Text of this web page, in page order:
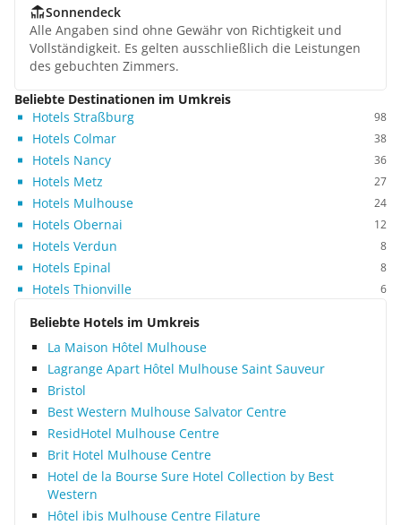
Sonnendeck
Alle Angaben sind ohne Gewähr von Richtigkeit und
Vollständigkeit. Es gelten ausschließlich die Leistungen
des gebuchten Zimmers.
Beliebte Destinationen im Umkreis
Hotels Straßburg
98
Hotels Colmar 38
Hotels Nancy 36
Hotels Metz 27
Hotels Mulhouse 24
Hotels Obernai 12
Hotels Verdun 8
Hotels Epinal 8
Hotels Thionville 6
Beliebte Hotels im Umkreis
La Maison Hôtel Mulhouse
Lagrange Apart Hôtel Mulhouse Saint Sauveur
Bristol
Best Western Mulhouse Salvator Centre
ResidHotel Mulhouse Centre
Brit Hotel Mulhouse Centre
Hotel de la Bourse Sure Hotel Collection by Best
Western
Hôtel ibis Mulhouse Centre Filature